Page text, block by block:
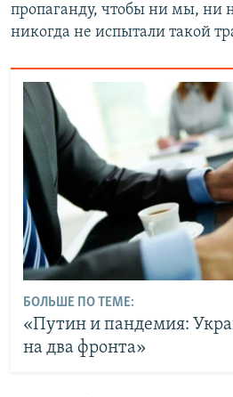
пропаганду, чтобы ни мы, ни
никогда не испытали такой
БОЛЬШЕ ПО ТЕМЕ:
«Путин и пандемия:
на два фронта»